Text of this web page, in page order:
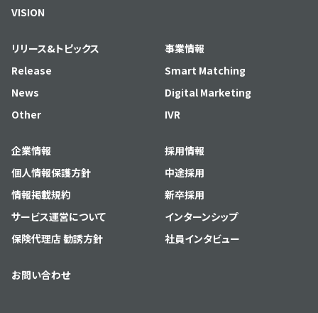
VISION
リリース&トピックス
Release
News
Other
事業情報
Smart Matching
Digital Marketing
IVR
企業情報
個人情報保護方針
情報掲載規約
サービス運営について
保険代理店 勧誘方針
採用情報
中途採用
新卒採用
インターンシップ
社員インタビュー
お問い合わせ